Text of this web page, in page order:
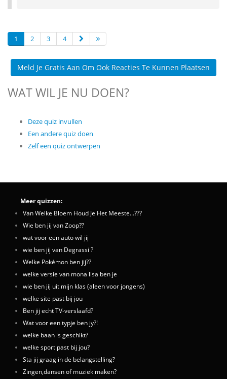
1 2 3 4
Meld Je Gratis Aan Om Ook Reacties Te Kunnen Plaatsen
WAT WIL JE NU DOEN?
Deze quiz invullen
Een andere quiz doen
Zelf een quiz ontwerpen
Meer quizzen:
Van Welke Bloem Houd Je Het Meeste...???
Wie ben jij van Zoop??
wat voor een auto wil jij
wie ben jij van Degrassi ?
Welke Pokémon ben jij??
welke versie van mona lisa ben je
wie ben jij uit mijn klas (aleen voor jongens)
welke site past bij jou
Ben jij echt TV-verslaafd?
Wat voor een typje ben jy?!
welke baan is geschikt?
welke sport past bij jou?
Sta jij graag in de belangstelling?
Zingen,dansen of muziek maken?